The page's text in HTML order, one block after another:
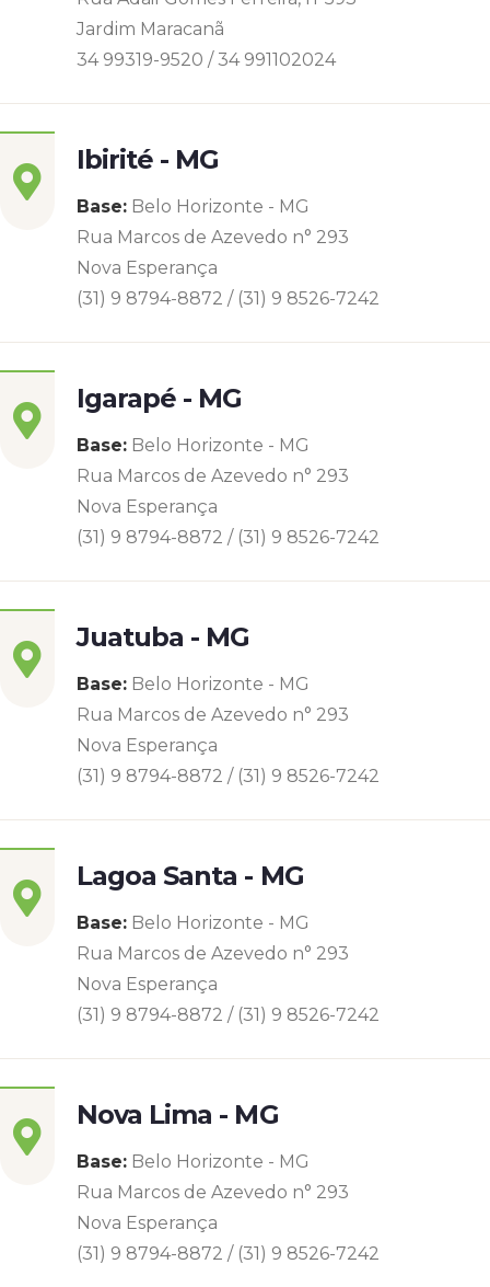
Jardim Maracanã
34 99319-9520 / 34 991102024
Ibirité - MG
Base: Belo Horizonte - MG
Rua Marcos de Azevedo n° 293
Nova Esperança
(31) 9 8794-8872 / (31) 9 8526-7242
Igarapé - MG
Base: Belo Horizonte - MG
Rua Marcos de Azevedo n° 293
Nova Esperança
(31) 9 8794-8872 / (31) 9 8526-7242
Juatuba - MG
Base: Belo Horizonte - MG
Rua Marcos de Azevedo n° 293
Nova Esperança
(31) 9 8794-8872 / (31) 9 8526-7242
Lagoa Santa - MG
Base: Belo Horizonte - MG
Rua Marcos de Azevedo n° 293
Nova Esperança
(31) 9 8794-8872 / (31) 9 8526-7242
Nova Lima - MG
Base: Belo Horizonte - MG
Rua Marcos de Azevedo n° 293
Nova Esperança
(31) 9 8794-8872 / (31) 9 8526-7242